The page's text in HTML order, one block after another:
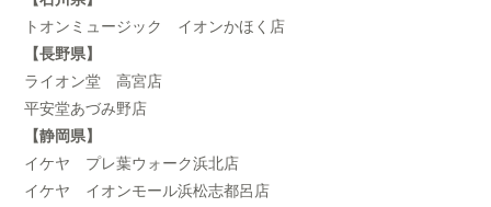
トオンミュージック イオンかほく店
【長野県】
ライオン堂 高宮店
平安堂あづみ野店
【静岡県】
イケヤ プレ葉ウォーク浜北店
イケヤ イオンモール浜松志都呂店